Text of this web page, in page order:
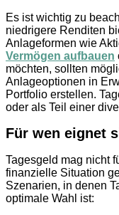
Es ist wichtig zu
niedrigere Renditen
Anlageformen wie
Vermögen aufbauen
möchten, sollten
Anlageoptionen in
Portfolio erstellen.
oder als Teil einer
Für wen eignet
Tagesgeld mag nicht
finanzielle Situation
Szenarien, in denen
optimale Wahl ist: